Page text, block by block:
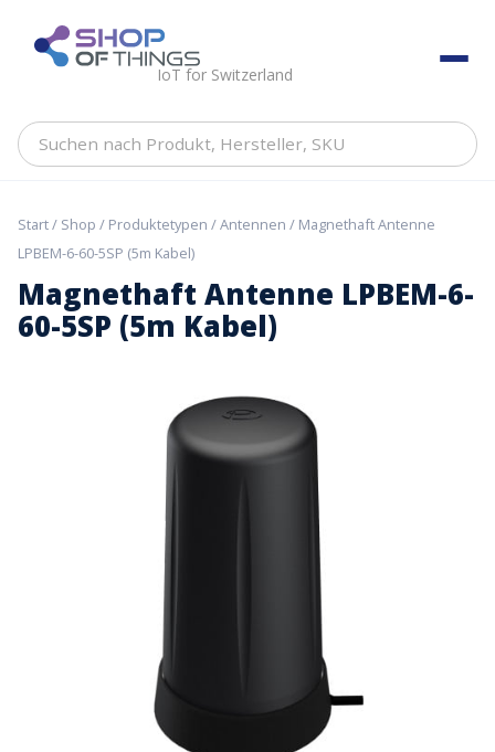
content ShopOfThings
IoT for Switzerland
Suchen
Hersteller,
Start/ Shop / Produktetypen /Antennen / Magnethaft Antenne
LPBEM-6-60-5SP (5m Kabel)
Magnethaft Antenne LPBEM-6-
60-5SP (5m Kabel)